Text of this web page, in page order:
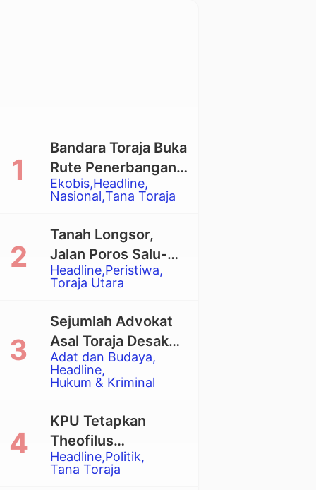
Ekobis Headline
Nasional Tana Toraja
Bandara Toraja Buka
Rute Penerbangan
Langsung Toraja-
Balikpapan
Headline Peristiwa
Toraja Utara
Tanah Longsor,
Jalan Poros Salu-
Dende’ Tertutup
Total
Adat dan Budaya
Headline
Hukum & Kriminal
Sejumlah Advokat
Asal Toraja Desak
Mahkamah Agung
Larang Penggunaan
Eksekusi Rumah
Adat Tongkonan
Headline Politik
Tana Toraja
KPU Tetapkan
Theofilus
Allorerung dan
Zadrak Tombe